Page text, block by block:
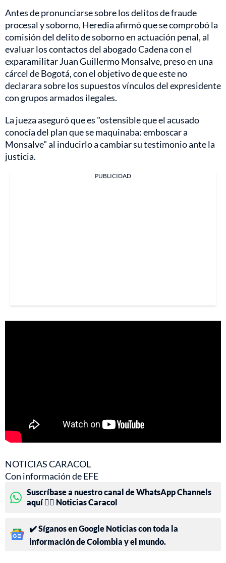
Antes de pronunciarse sobre los delitos de fraude
procesal y soborno, Heredia afirmó que se comprobó la
comisión del delito de soborno en actuación penal, al
evaluar los contactos del abogado Cadena con el
exparamilitar Juan Guillermo Monsalve, preso en una
cárcel de Bogotá, con el objetivo de que este no
declarara sobre los supuestos vínculos del expresidente
con grupos armados ilegales.
La jueza aseguró que es "ostensible que el acusado
conocía del plan que se maquinaba: emboscar a
Monsalve" al inducirlo a cambiar su testimonio ante la
justicia.
PUBLICIDAD
NOTICIAS CARACOL
Con información de EFE
Suscríbase a nuestro canal de WhatsApp Channels
aquí 👉🏻 Noticias Caracol
✔️ Síganos en Google Noticias con toda la
información de Colombia y el mundo.